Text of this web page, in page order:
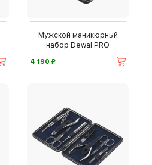
Мужской маникюрный
набор Dewal PRO
4 190 ⃏